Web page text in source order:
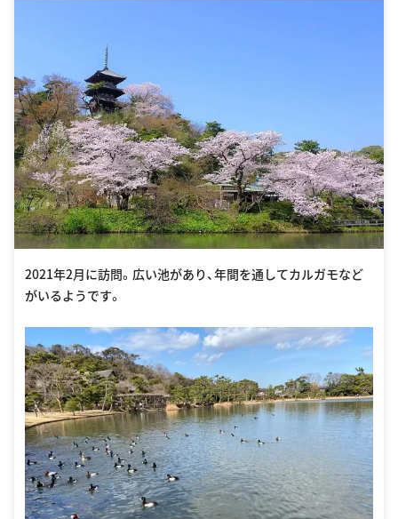
2021年2月に訪問。広い池があり、年間を通してカルガモなど
がいるようです。